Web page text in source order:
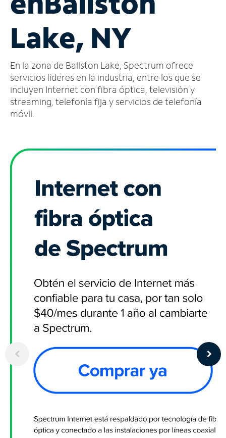
cuenta
Encuentra
tienda
Lake, NY
En la zona de Ballston Lake, Spectrum ofrece
servicios líderes en la industria, entre los que se
incluyen Internet con fibra óptica, televisión y
streaming, telefonía fija y servicios de telefonía
móvil.